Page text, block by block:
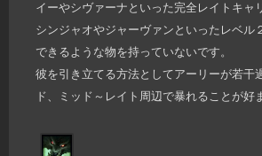
イーやシヴァーナといった完全レイトキャリ
シンジャオやジャーヴァンといったレベル
できるような物を持っていないです。
彼を引き立てる方法としてアーリーが若干
ド、ミッド～レイト周辺で暴れることが好